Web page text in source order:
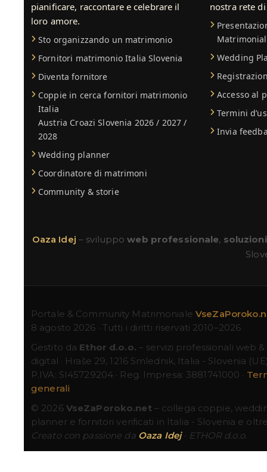
pianificare, raccontare e celebrare il
loro amore.
Sto organizzando un matrimonio
Fornitori matrimonio Italia Slovenia
Diventa fornitore
Coppie in cerca fornitori matrimonio
Italia
Austria Croazi Slovenia 2026 / 2027 /
2028
Wedding planner
Coordinatore di matrimoni
Community & storie
nostra rete
Wedding
Accesso al
Termini
Invia
Oaza Idej– sviluppoweb professionale,
Portale & Community Matrimoniale
8 agosto 2026 · Tutti i diritti riservati 2010–2026
Gestito da Ethor d.o.o. – servizi professionali web &
digital · Hraše 29, 1216 Smlednik, Italia - Slovenia (UE)
P.IVA: SI45729204 · Reg. Impresa: 3881741000 ·
generali
© 2026 VseZaPoroko.net– collega coppie,
planner e fornitori verificati in Italia - Slovenia e
Creato con passione da Oaza Idej · ETHOR d.o.o.